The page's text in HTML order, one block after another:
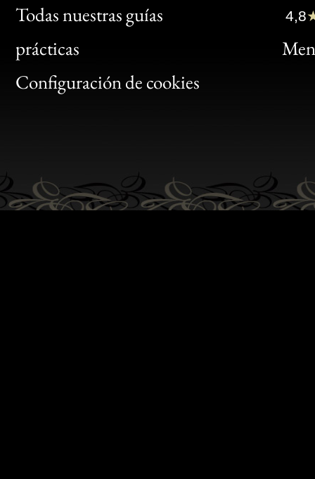
Todas nuestras guías
prácticas
Configuración de cookies
Clic
Bon
4,8